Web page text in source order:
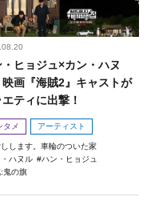
ヒョジュ×カン・ハヌ
映画『海賊2』キャストが
ティに出撃！
タメ アーティスト
しします。車輪のついた家
ハヌル
ハン・ヒョジュ
鬼の旗